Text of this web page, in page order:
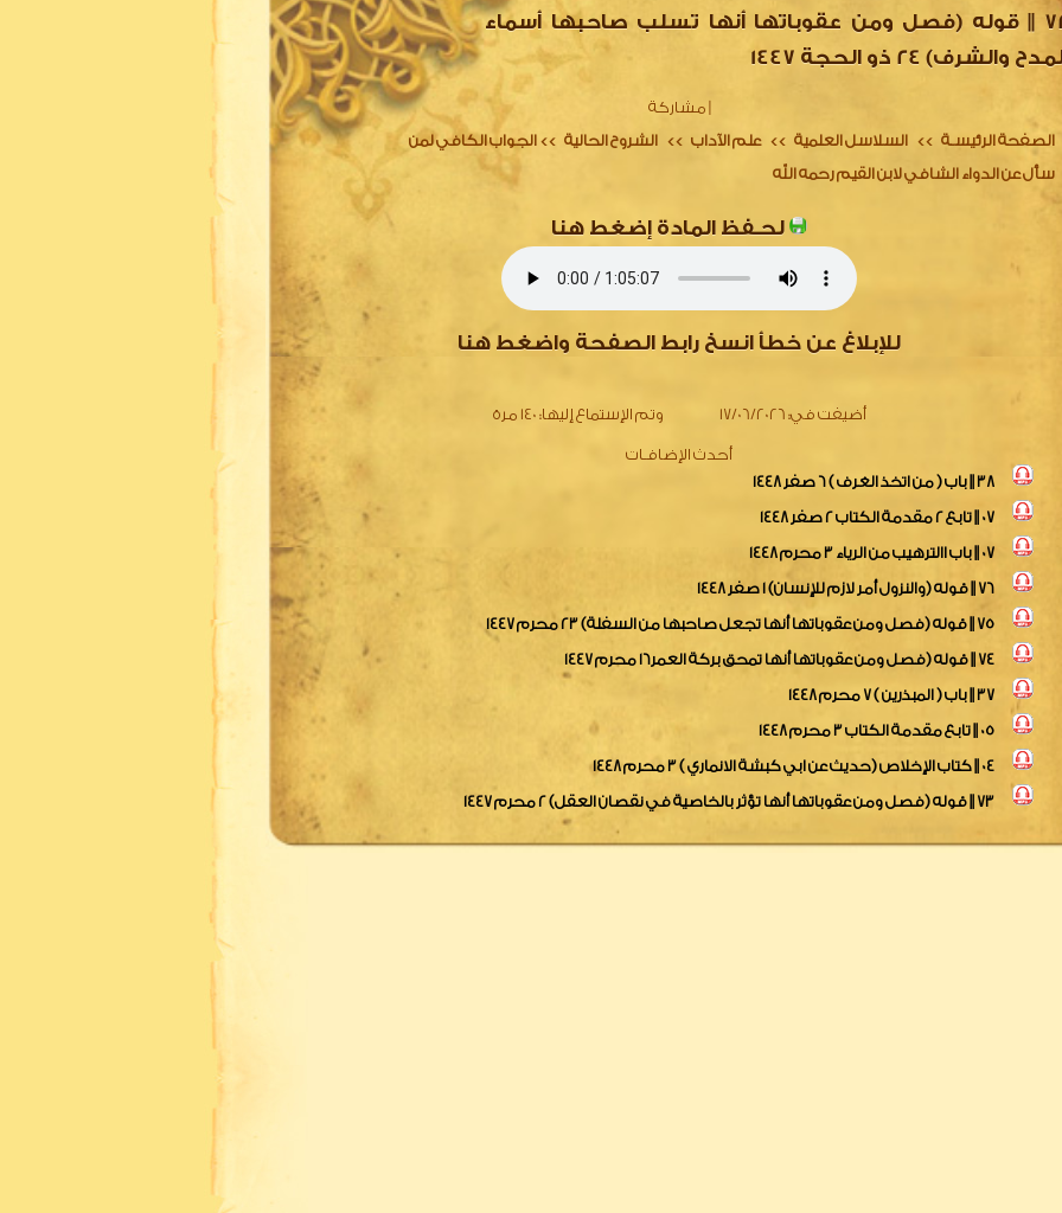
72 || قوله (فصل ومن عقوباتها أنها تسلب صاحبها أسماء
والشرف) 24 ذو الحجة 1447
مشاركة
الصفحة الرئيسـة >> السلاسل العلمية >> علم الآداب >> الشروح الحالية >> الجواب الكافي لمن
سأل عن الدواء الشافي لابن القيم رحمه الله
لحـفظ المادة إضغط هنا
للإبلاغ عن خطأ انسخ رابط الصفحة واضغط هنا
أضيفت في: 17/06/2026 وتم الإستماع إليها: 140 مرة
أحدث الإضافـات
38 || باب ( من اتخذ الغرف ) 6 صفر 1448
07 || تابع 2 مقدمة الكتاب 2 صفر 1448
07 || باب االترهيب من الرياء 3 محرم 1448
76 || قوله (والنزول أمر لازم للإنسان) 1 صفر 1448
75 || قوله (فصل ومن عقوباتها أنها تجعل صاحبها من السفلة) 23 محرم 1447
74 || قوله (فصل ومن عقوباتها أنها تمحق بركة العمر16 محرم 1447
37 || باب ( المبذرين ) 7 محرم 1448
05 || تابع مقدمة الكتاب 3 محرم 1448
04 || كتاب الإخلاص (حديث عن ابي كبشة الانماري ) 3 محرم 1448
73 || قوله (فصل ومن عقوباتها أنها تؤثر بالخاصية في نقصان العقل) 2 محرم 1447